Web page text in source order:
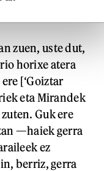
zuen, uste dut,
horixe atera
[‘Goiztar
eta Mirandek
Guk ere
—haiek gerra
ez
berriz, gerra